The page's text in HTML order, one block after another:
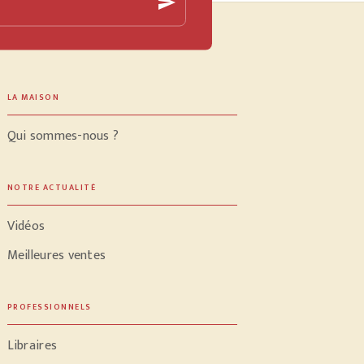
LA MAISON
Qui sommes-nous ?
NOTRE ACTUALITÉ
Vidéos
Meilleures ventes
PROFESSIONNELS
Libraires